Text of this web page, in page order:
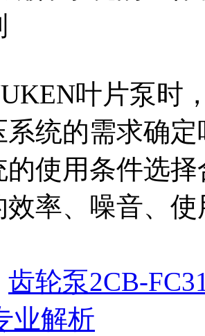
叶片泵时
系统的需求确
的使用条件选
效率、噪音、
齿轮泵2CB-
业解析